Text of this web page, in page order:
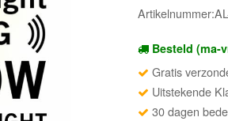
Besteld (ma-
Gratis
Uitstekende
30 dagen